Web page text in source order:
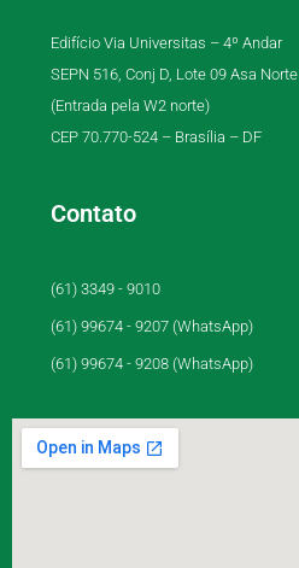
Edifício Via Universitas – 4º Andar
SEPN 516, Conj D, Lote 09 Asa Norte
(Entrada pela W2 norte)
CEP 70.770-524 – Brasília – DF
Contato
(61) 3349 - 9010
(61) 99674 - 9207 (WhatsApp)
(61) 99674 - 9208 (WhatsApp)